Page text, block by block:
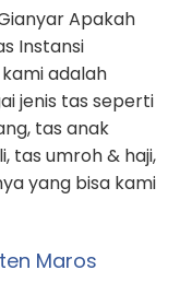
Apakah
Instansi
adalah
jenis tas seperti
tas anak
tas umroh & haji,
yang bisa kami
Maros